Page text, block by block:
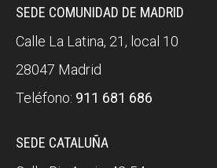
SEDE COMUNIDAD DE MADRID
Calle La Latina, 21, local 10
28047 Madrid
Teléfono: 911 681 686
SEDE CATALUÑA